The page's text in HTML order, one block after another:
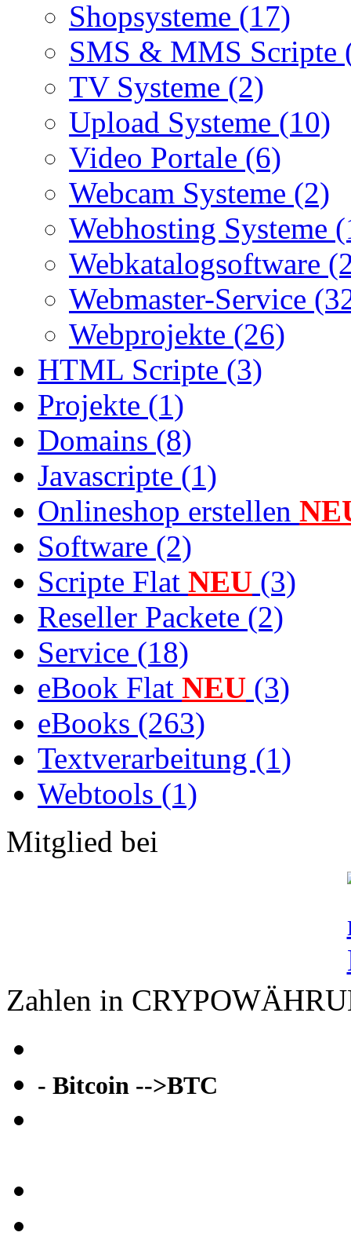
Shopsysteme (17)
SMS & MMS Scripte
TV Systeme (2)
Upload Systeme (10)
Video Portale (6)
Webcam Systeme (2)
Webhosting Systeme
Webkatalogsoftware
Webmaster-Service
Webprojekte (26)
HTML Scripte (3)
Projekte (1)
Domains (8)
Javascripte (1)
Onlineshop erstellen
Software (2)
Scripte Flat NEU (3)
Reseller Packete (2)
Service (18)
eBook Flat NEU (3)
eBooks (263)
Textverarbeitung (1)
Webtools (1)
Mitglied bei
Zahlen in
- Bitcoin -->BTC